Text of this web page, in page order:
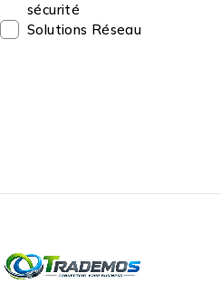
sécurité
Solutions Réseau